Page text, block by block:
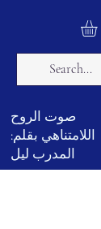
صوت الروح
اللامتناهي بقلم:
المدرب ليل